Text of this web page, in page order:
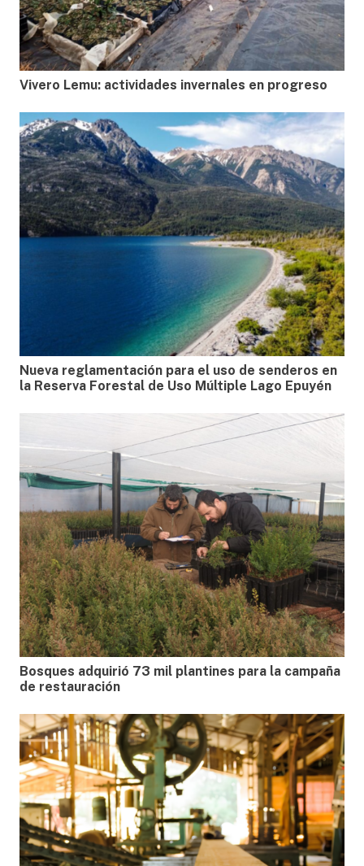
Vivero Lemu: actividades invernales en progreso
Nueva reglamentación para el uso de senderos en
la Reserva Forestal de Uso Múltiple Lago Epuyén
Bosques adquirió 73 mil plantines para la campaña
de restauración